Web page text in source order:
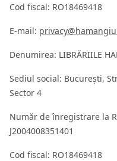
Cod fiscal: RO18469418
E-mail:
Denumirea: LIBRĂRIILE
Sediul social: București,
Sector 4
Număr de înregistrare la
J2004008351401
Cod fiscal: RO18469418